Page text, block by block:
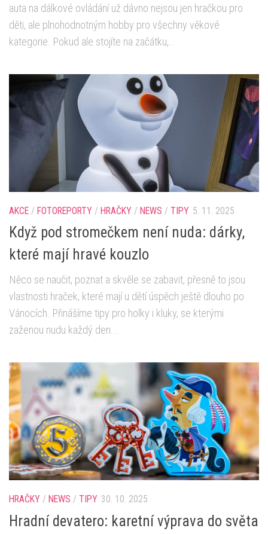
auta na dálkové ovládání už dávno nejsou jen hračkou pro
děti, ale plnohodnotným hobby pro všechny věkové
kategorie. Pokud ale stojíte na začátku,...
AKCE / FOTOREPORTY / HRAČKY / NEWS / TIPY 5. 11. 2025
Když pod stromečkem není nuda: dárky,
které mají hravé kouzlo
Něco se naučit, poznat a skvěle se zabavit, přesně to jsou
vlastnosti hraček, které mají u dětí úspěch ještě dlouho po
Vánocích. Přinášíme tipy pro holky i kluky, se kterými
zaženou nudu každý den...
HRAČKY / NEWS / TIPY 30. 10. 2025
Hradní devatero: karetní výprava do světa